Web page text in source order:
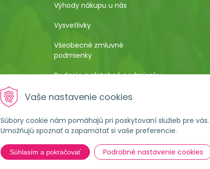
Vaše nastavenie cookies
Súbory cookie nám pomáhajú pri poskytovaní služieb pre vás.
Umožňujú spoznať a zapamätať si vaše preferencie.
Súhlasím a pokračovať Podrobné nastavenie cookies
Výhody nákupu u nás
Vysvetlivky
Všeobecné zmluvné
podmienky
Dodacie a platobné podmienky
Pestovateľský manuál
Poučenie o uplatnení práva
kupujúceho na odstúpenie od
kúpnej zmluvy
Formulár na ostúpenie od